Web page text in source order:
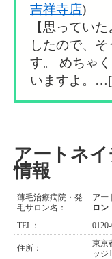
吉祥寺店)
【思ってい
したので、
す。 めちゃ
いますよ。…[
アートネ
情報
薄毛治療病院・発
毛サロン名：
アー
ロン
TEL：
住所：
東京
ッジ